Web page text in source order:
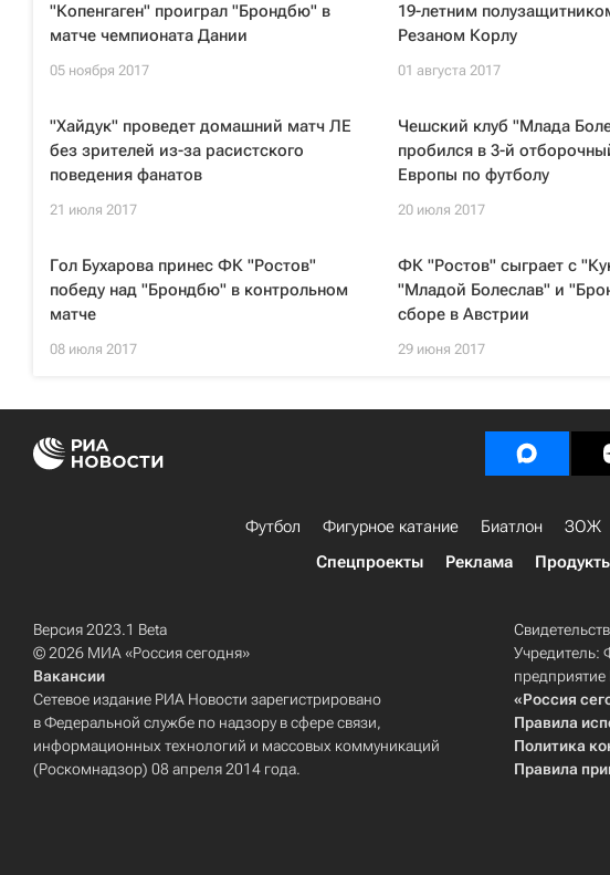
"Копенгаген" проиграл "Брондбю" в
матче чемпионата Дании
05 ноября 2017
19-летним
Резаном Корлу
01 августа 2017
"Хайдук" проведет домашний матч ЛЕ
без зрителей из-за расистского
поведения фанатов
21 июля 2017
Чешский клуб "Млада
пробился в 3-й
Европы по футболу
20 июля 2017
Гол Бухарова принес ФК "Ростов"
победу над "Брондбю" в контрольном
матче
08 июля 2017
ФК "Ростов" сыграет с
"Младой Болеслав" и
сборе в Австрии
29 июня 2017
Футбол Фигурное катание Биатлон ЗОЖ
Спецпроекты
Реклама
Версия 2023.1 Beta
© 2026 МИА «Россия сегодня»
Вакансии
Сетевое издание РИА Новости зарегистрировано
в Федеральной службе по надзору в сфере связи,
информационных технологий и массовых коммуникаций
(Роскомнадзор) 08 апреля 2014 года.
Учредитель:
«Россия
Правила
Политика
Правила